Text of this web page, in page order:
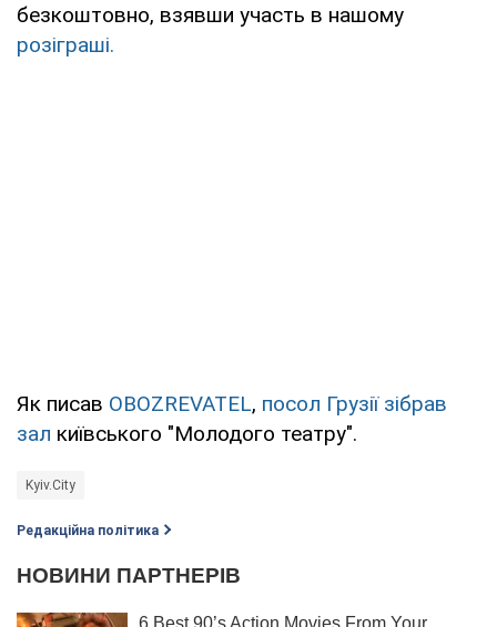
безкоштовно, взявши участь в нашому
розіграші.
Як писав OBOZREVATEL, посол Грузії зібрав
зал київського "Молодого театру".
Kyiv.City
Редакційна політика